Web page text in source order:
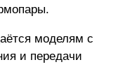
моделям с
и передачи